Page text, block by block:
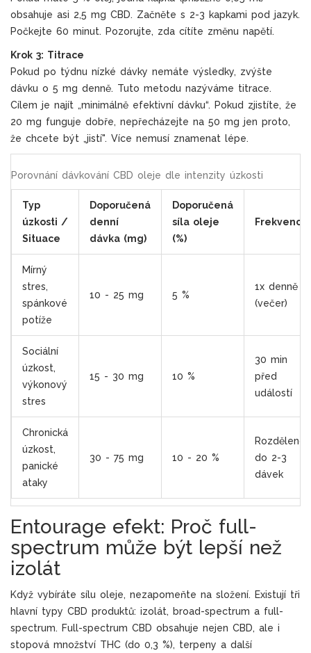
obsahuje asi 2,5 mg CBD. Začněte s 2-3 kapkami pod jazyk.
Počkejte 60 minut. Pozorujte, zda cítíte změnu napětí.
Krok 3: Titrace
Pokud po týdnu nízké dávky nemáte výsledky, zvýšte
dávku o 5 mg denně. Tuto metodu nazýváme titrace.
Cílem je najít „minimálně efektivní dávku“. Pokud zjistíte, že
20 mg funguje dobře, nepřecházejte na 50 mg jen proto,
že chcete být „jistí". Více nemusí znamenat lépe.
Porovnání dávkování CBD oleje dle intenzity úzkosti
Typ
úzkosti /
Situace
Doporučená
denní
dávka (mg)
Doporučená
síla oleje
(%)
Frekvence
Mírný
stres,
spánkové
potíže
10 - 25 mg 5 %
1x denně
(večer)
Sociální
úzkost,
výkonový
stres
15 - 30 mg 10 %
30 min
před
událostí
Chronická
úzkost,
panické
ataky
30 - 75 mg 10 - 20 %
Rozděleno
do 2-3
dávek
Entourage efekt: Proč full-
spectrum může být lepší než
izolát
Když vybíráte sílu oleje, nezapomeňte na složení. Existují tři
hlavní typy CBD produktů: izolát, broad-spectrum a full-
spectrum. Full-spectrum CBD obsahuje nejen CBD, ale i
stopová množství THC (do 0,3 %), terpeny a další